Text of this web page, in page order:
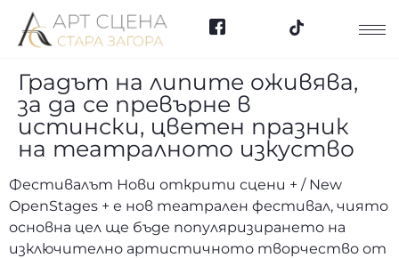
Градът на липите оживява,
за да се превърне в
истински, цветен празник
на театралното изкуство
Фестивалът Нови открити сцени + / New
OpenStages + е нов театрален фестивал, чиято
основна цел ще бъде популяризирането на
изключително артистичното творчество от